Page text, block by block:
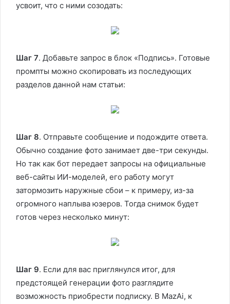
усвоит, что с ними созодать:
Шаг 7. Добавьте запрос в блок «Подпись». Готовые
промпты можно скопировать из последующих
разделов данной нам статьи:
Шаг 8. Отправьте сообщение и подождите ответа.
Обычно создание фото занимает две-три секунды.
Но так как бот передает запросы на официальные
веб-сайты ИИ-моделей, его работу могут
затормозить наружные сбои – к примеру, из-за
огромного наплыва юзеров. Тогда снимок будет
готов через несколько минут:
Шаг 9. Если для вас приглянулся итог, для
предстоящей генерации фото разглядите
возможность приобрести подписку. В MazAi, к